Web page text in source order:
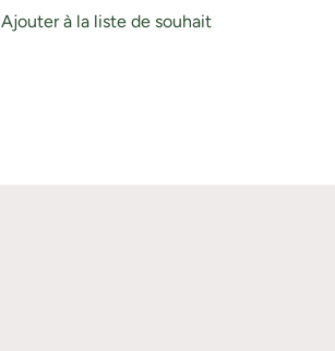
Ajouter à la liste de souhait